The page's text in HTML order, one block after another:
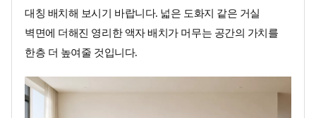
대칭 배치해 보시기 바랍니다. 넓은 도화지 같은 거실
벽면에 더해진 영리한 액자 배치가 머무는 공간의 가치를
한층 더 높여줄 것입니다.